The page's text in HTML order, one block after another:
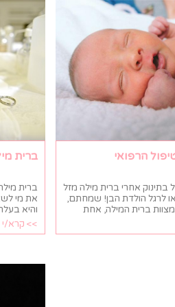
הרפואי
בתינוק אחרי ברית מילה מזל
לרגל הולדת הבן! שמחתם,
ברית המילה, אחת
– ומה עכשיו? יש כמה
אליהם כדי להבטיח
ברית
ברית
את מי
והיא
היא גם
הטקס ואת
>> קרא/י